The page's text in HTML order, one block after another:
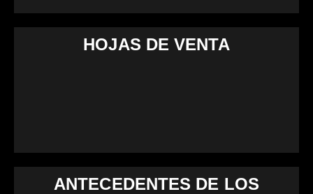
HOJAS DE VENTA
ANTECEDENTES DE LOS